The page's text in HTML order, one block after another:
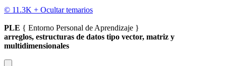
© 11.3K + Ocultar temarios
PLE { Entorno Personal de Aprendizaje }
arreglos, estructuras de datos tipo vector, matriz y
multidimensionales